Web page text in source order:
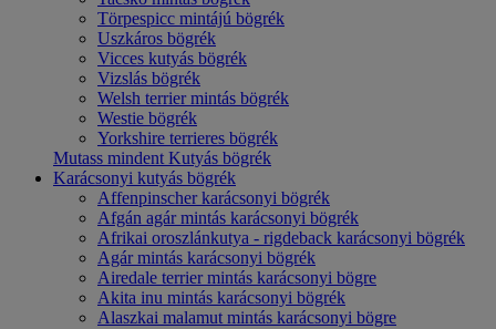
Törpespicc mintájú bögrék
Uszkáros bögrék
Vicces kutyás bögrék
Vizslás bögrék
Welsh terrier mintás bögrék
Westie bögrék
Yorkshire terrieres bögrék
Mutass mindent Kutyás bögrék
Karácsonyi kutyás bögrék
Affenpinscher karácsonyi bögrék
Afgán agár mintás karácsonyi bögrék
Afrikai oroszlánkutya - rigdeback karácsonyi bögrék
Agár mintás karácsonyi bögrék
Airedale terrier mintás karácsonyi bögre
Akita inu mintás karácsonyi bögrék
Alaszkai malamut mintás karácsonyi bögre